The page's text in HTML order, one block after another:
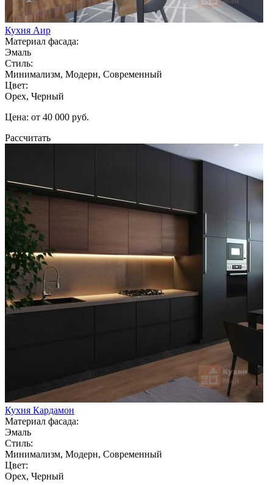
Кухня Аир
Материал фасада:
Эмаль
Стиль:
Минимализм, Модерн, Современный
Цвет:
Орех, Черный
Цена: от 40 000 руб.
Рассчитать
Кухня Кардамон
Материал фасада:
Эмаль
Стиль:
Минимализм, Модерн, Современный
Цвет:
Орех, Черный